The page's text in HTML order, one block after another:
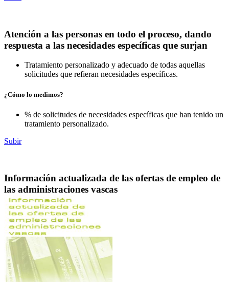
Atención a las personas en todo el proceso, dando
respuesta a las necesidades específicas que surjan
Tratamiento personalizado y adecuado de todas aquellas
solicitudes que refieran necesidades específicas.
¿Cómo lo medimos?
% de solicitudes de necesidades específicas que han tenido un
tratamiento personalizado.
Subir
Información actualizada de las ofertas de empleo de
las administraciones vascas